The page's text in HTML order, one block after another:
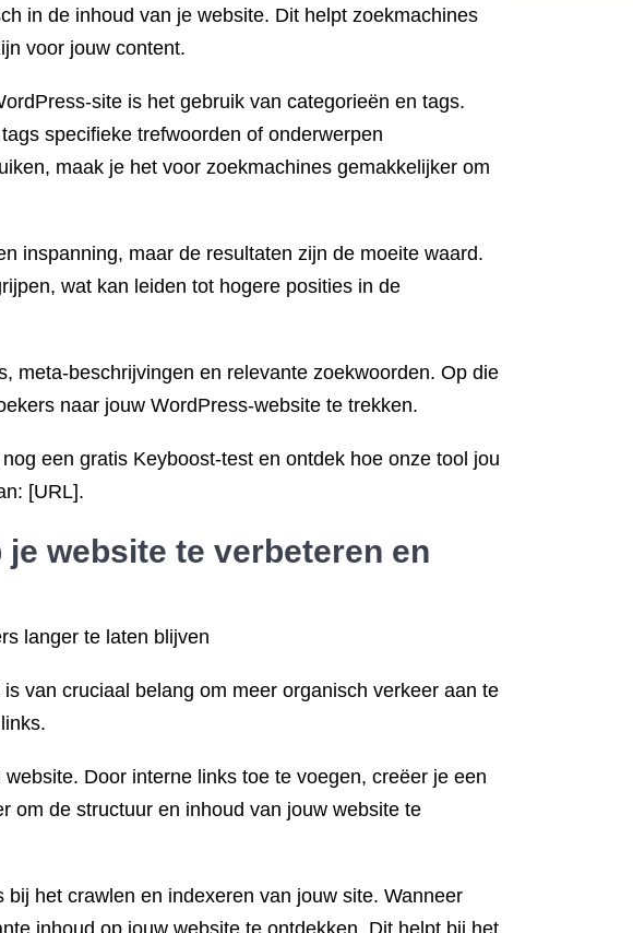
in de inhoud van je website. Dit helpt zoekmachines
voor jouw content.
site is het gebruik van categorieën en tags.
specifieke trefwoorden of onderwerpen
maak je het voor zoekmachines gemakkelijker om
inspanning, maar de resultaten zijn de moeite waard.
wat kan leiden tot hogere posities in de
meta-beschrijvingen en relevante zoekwoorden. Op die
naar jouw WordPress-website te trekken.
een gratis Keyboost-test en ontdek hoe onze tool jou
[URL].
website te verbeteren en
langer te laten blijven
van cruciaal belang om meer organisch verkeer aan te
Door interne links toe te voegen, creëer je een
om de structuur en inhoud van jouw website te
het crawlen en indexeren van jouw site. Wanneer
inhoud op jouw website te ontdekken. Dit helpt bij het